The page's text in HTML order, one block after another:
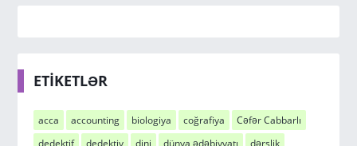
ETİKETLƏR
acca accounting biologiya coğrafiya
Cəfər Cabbarlı
dedektif
dedektiv dini dünya ədəbiyyatı
dərslik